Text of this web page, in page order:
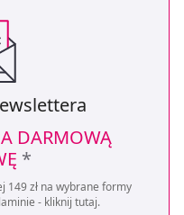
DARMOWĄ
*
149 zł na wybrane formy
- kliknij tutaj.